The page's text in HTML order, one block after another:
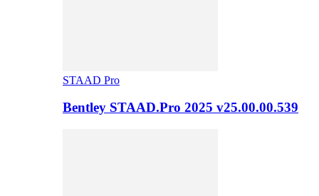
STAAD Pro
Bentley STAAD.Pro 2025 v25.00.00.539